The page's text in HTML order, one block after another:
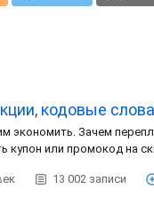
кодовые
экономить. Зачем
купон или промокод на
13 002 записи